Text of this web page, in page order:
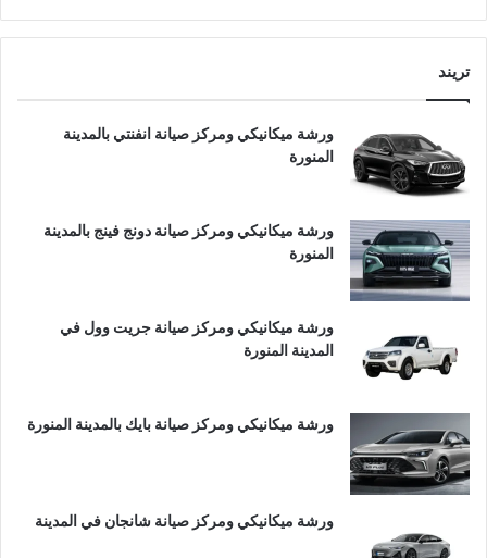
تريند
ورشة ميكانيكي ومركز صيانة انفنتي بالمدينة
المنورة
ورشة ميكانيكي ومركز صيانة دونج فينج بالمدينة
المنورة
ورشة ميكانيكي ومركز صيانة جريت وول في
المدينة المنورة
ورشة ميكانيكي ومركز صيانة بايك بالمدينة المنورة
ورشة ميكانيكي ومركز صيانة شانجان في المدينة